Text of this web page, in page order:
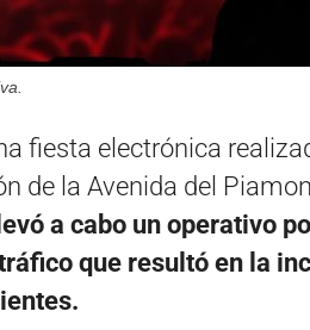
fiesta electrónica
de la Avenida del
a cabo un operativo
que resultó en la